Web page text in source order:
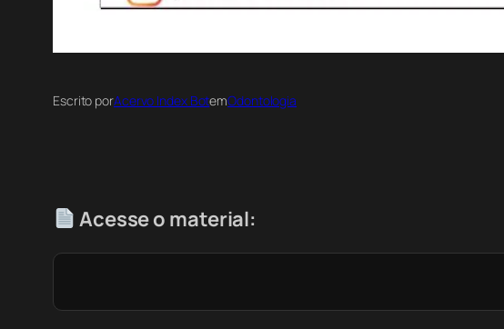
Escrito porAcervo Index BotemOdontologia
Acesse o material: